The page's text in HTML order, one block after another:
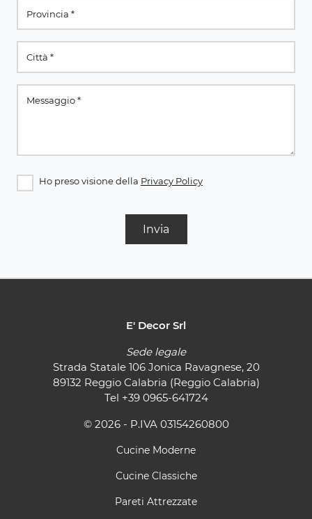
Ho preso visione della Privacy Policy
Invia
E' Decor Srl
Sede legale
Strada Statale 106 Jonica Ravagnese, 20
89132 Reggio Calabria (Reggio Calabria)
Tel +39 0965-641724
© 2026 - P.IVA 03154260800
Cucine Moderne
Cucine Classiche
Pareti Attrezzate